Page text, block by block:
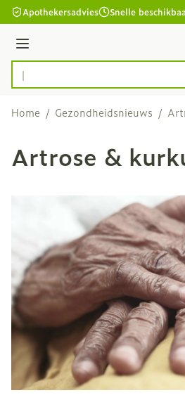
Ga naar de inhoud
Apothekersadvies Snelle
Menu
Product, merk, categorie...
Home / Gezondheidsnieuws /
Artrose &